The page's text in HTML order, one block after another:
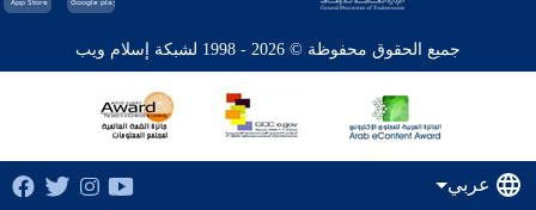
جميع الحقوق محفوظة © 2026 - 1998 لشبكة إسلام ويب
عربي